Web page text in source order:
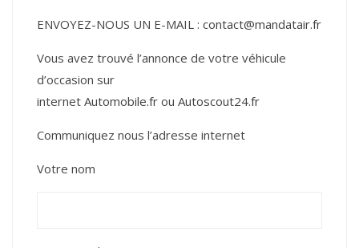
ENVOYEZ-NOUS UN E-MAIL : contact@mandatair.fr
Vous avez trouvé l’annonce de votre véhicule
d’occasion sur
internet Automobile.fr ou Autoscout24.fr
Communiquez nous l’adresse internet
Votre nom